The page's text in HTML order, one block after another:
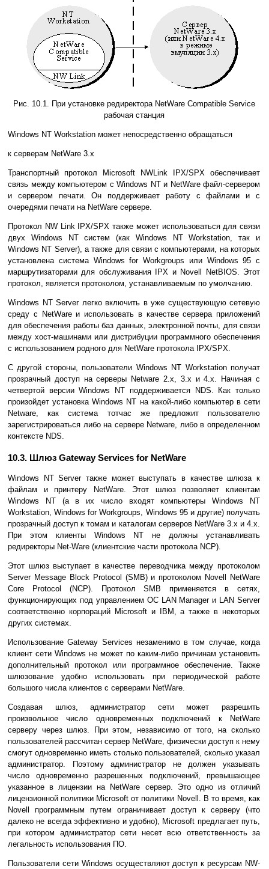
Рис. 10.1. При установке редиректора NetWare Compatible Service
рабочая станция
Windows NT Workstation может непосредственно обращаться
к серверам NetWare 3.x
Транспортный протокол Microsoft NWLink IPX/SPX обеспечивает
связь между компьютером с Windows NT и NetWare файл-сервером
и сервером печати. Он поддерживает работу с файлами и с
очередями печати на NetWare сервере.
Протокол NW Link IPX/SPX также может использоваться для связи
двух Windows NT систем (как Windows NT Workstation, так и
Windows NT Server), а также для связи с компьютерами, на которых
установлена система Windows for Workgroups или Windows 95 с
маршрутизаторами для обслуживания IPX и Novell NetBIOS. Этот
протокол, является протоколом, устанавливаемым по умолчанию.
Windows NT Server легко включить в уже существующую сетевую
среду с NetWare и использовать в качестве сервера приложений
для обеспечения работы баз данных, электронной почты, для связи
между хост-машинами или дистрибуции программного обеспечения
с использованием родного для NetWare протокола IPX/SPX.
С другой стороны, пользователи Windows NT Workstation получат
прозрачный доступ на серверы Netware 2.x, 3.x и 4.х. Начиная с
четвертой версии Windows NT поддерживается NDS. Как только
произойдет установка Windows NT на какой-либо компьютер в сети
Netware, как система тотчас же предложит пользователю
зарегистрироваться либо на сервере Netware, либо в определенном
контексте NDS.
10.3. Шлюз Gateway Services for NetWare
Windows NT Server также может выступать в качестве шлюза к
файлам и принтеру NetWare. Этот шлюз позволяет клиентам
Windows NT (а в их число входят компьютеры Windows NT
Workstation, Windows for Workgroups, Windows 95 и другие) получать
прозрачный доступ к томам и каталогам серверов NetWare 3.x и 4.x.
При этом клиенты Windows NT не должны устанавливать
редиректоры Net-Ware (клиентские части протокола NCP).
Этот шлюз выступает в качестве переводчика между протоколом
Server Message Block Protocol (SMB) и протоколом Novell NetWare
Core Protocol (NCP). Протокол SMB применяется в сетях,
функционирующих под управлением ОС LAN Manager и LAN Server
соответственно корпораций Microsoft и IBM, а также в некоторых
других системах.
Использование Gateway Services незаменимо в том случае, когда
клиент сети Windows не может по каким-либо причинам установить
дополнительный протокол или программное обеспечение. Также
шлюзование удобно использовать при периодической работе
большого числа клиентов с серверами NetWare.
Создавая шлюз, администратор сети может разрешить
произвольное число одновременных подключений к NetWare
серверу через шлюз. При этом, независимо от того, на сколько
пользователей рассчитан сервер NetWare, физически доступ к нему
смогут одновременно иметь столько пользователей, сколько указал
администратор. Поэтому администратор не должен указывать
число одновременно разрешенных подключений, превышающее
указанное в лицензии на NetWare сервер. Это одно из отличий
лицензионной политики Microsoft от политики Novell. В то время, как
Novell программным путем ограничивает доступ к серверу (что
далеко не всегда эффективно и удобно), Microsoft предлагает путь,
при котором администратор сети несет всю ответственность за
легальность использования ПО.
Пользователи сети Windows осуществляют доступ к ресурсам NW-